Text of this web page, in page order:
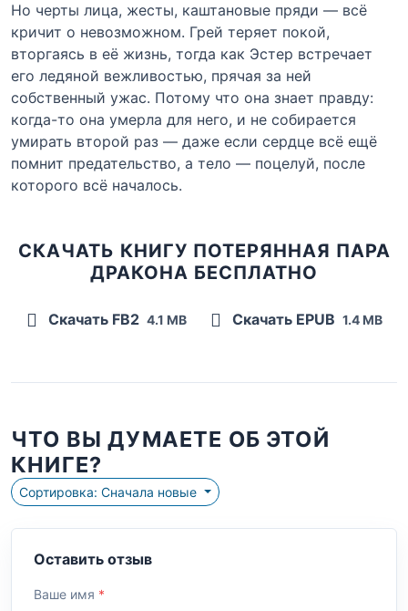
Но черты лица, жесты, каштановые пряди — всё
кричит о невозможном. Грей теряет покой,
вторгаясь в её жизнь, тогда как Эстер встречает
его ледяной вежливостью, прячая за ней
собственный ужас. Потому что она знает правду:
когда-то она умерла для него, и не собирается
умирать второй раз — даже если сердце всё ещё
помнит предательство, а тело — поцелуй, после
которого всё началось.
СКАЧАТЬ КНИГУ ПОТЕРЯННАЯ ПАРА
ДРАКОНА БЕСПЛАТНО
Скачать FB2 4.1 MB Скачать EPUB 1.4 MB
ЧТО ВЫ ДУМАЕТЕ ОБ ЭТОЙ
КНИГЕ?
Сортировка: Сначала новые
Оставить отзыв
Ваше имя *